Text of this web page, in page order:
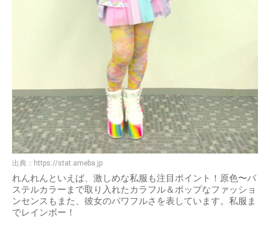
出典： https://stat.ameba.jp
れんれんといえば、激しめな私服も注目ポイント！原色〜パ
ステルカラーまで取り入れたカラフル＆ポップなファッショ
ンセンスもまた、彼女のパワフルさを表しています。私服ま
でレインボー！